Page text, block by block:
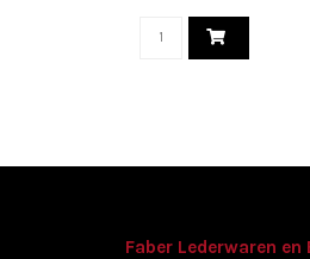
Faber Lederwaren